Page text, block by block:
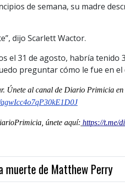
de semana, su madre
dijo Scarlett Wactor.
el 31 de agosto, habría
preguntar cómo le fue en el
Únete al canal de Diario Primicia en
únete aquí: https://t.me/
muerte de Matthew Perry